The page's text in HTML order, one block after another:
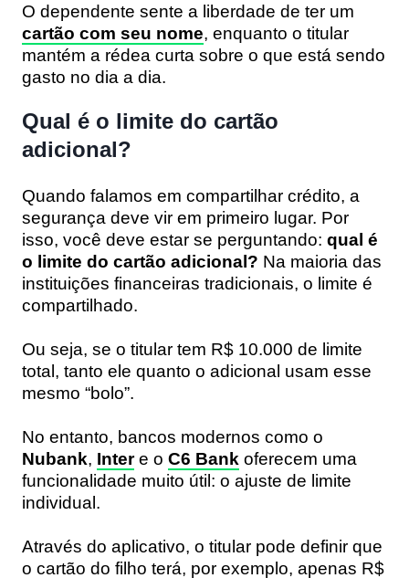
O dependente sente a liberdade de ter um
cartão com seu nome, enquanto o titular
mantém a rédea curta sobre o que está sendo
gasto no dia a dia.
Qual é o limite do cartão
adicional?
Quando falamos em compartilhar crédito, a
segurança deve vir em primeiro lugar. Por
isso, você deve estar se perguntando: qual é
o limite do cartão adicional? Na maioria das
instituições financeiras tradicionais, o limite é
compartilhado.
Ou seja, se o titular tem R$ 10.000 de limite
total, tanto ele quanto o adicional usam esse
mesmo “bolo”.
No entanto, bancos modernos como o
Nubank, Intere o C6 Bank oferecem uma
funcionalidade muito útil: o ajuste de limite
individual.
Através do aplicativo, o titular pode definir que
o cartão do filho terá, por exemplo, apenas R$